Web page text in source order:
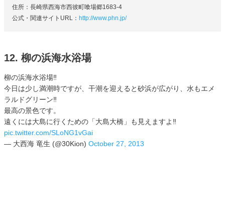
住所：長崎県西海市西彼町喰場郷1683-4
公式・関連サイトURL： http://www.phn.jp/
12. 柳の浜海水浴場
柳の浜海水浴場‼︎
今日は少し満潮時ですが、干潮を迎えると砂浜が広がり、水もエメ
ラルドグリーン‼︎
最高の景色です。
遠くには大島に行くための「大島大橋」も見えますよ‼︎
pic.twitter.com/SLoNG1vGai
— 大西海 竜生 (@30Kion) October 27, 2013